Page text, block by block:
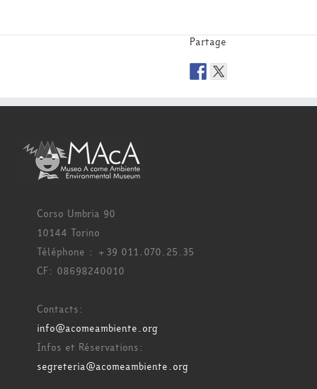
Partage
Corso Umbria 90
10144 Torino
Téléphone : +39 011.070.25.35
CF: 08698240010
Contacts:
info@acomeambiente.org
Infos et Réservations:
segreteria@acomeambiente.org